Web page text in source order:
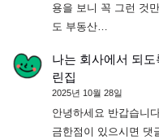
용을 보니 꼭 그런 것
도 부동산…
나는 회사에서 되
린집
2025년 10월 28일
안녕하세요 반갑습니
금한점이 있으시면 댓